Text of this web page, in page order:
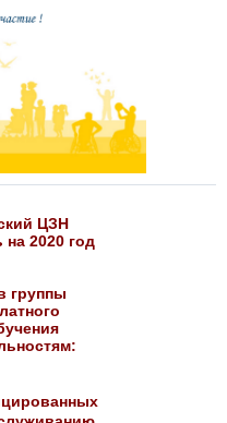
ЦЗН
на 2020 год
группы